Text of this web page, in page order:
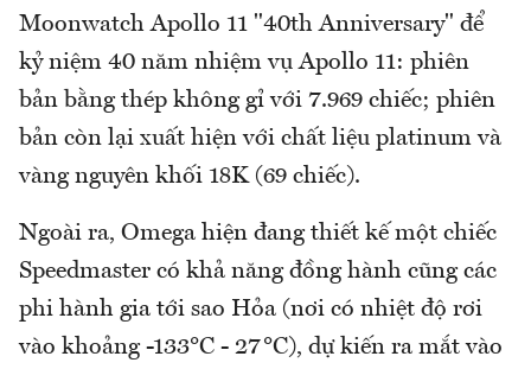
Moonwatch Apollo 11 "40th Anniversary" để
kỷ niệm 40 năm nhiệm vụ Apollo 11: phiên
bản bằng thép không gỉ với 7.969 chiếc; phiên
bản còn lại xuất hiện với chất liệu platinum và
vàng nguyên khối 18K (69 chiếc).
Ngoài ra, Omega hiện đang thiết kế một chiếc
Speedmaster có khả năng đồng hành cũng các
phi hành gia tới sao Hỏa (nơi có nhiệt độ rơi
vào khoảng -133°C - 27°C), dự kiến ra mắt vào